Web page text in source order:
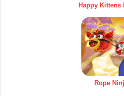
Happy Kittens
Rope